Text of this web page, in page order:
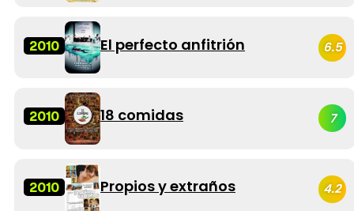
2010 El perfecto anfitrión 6.5
2010 18 comidas 7
2010 Propios y extraños 4.2